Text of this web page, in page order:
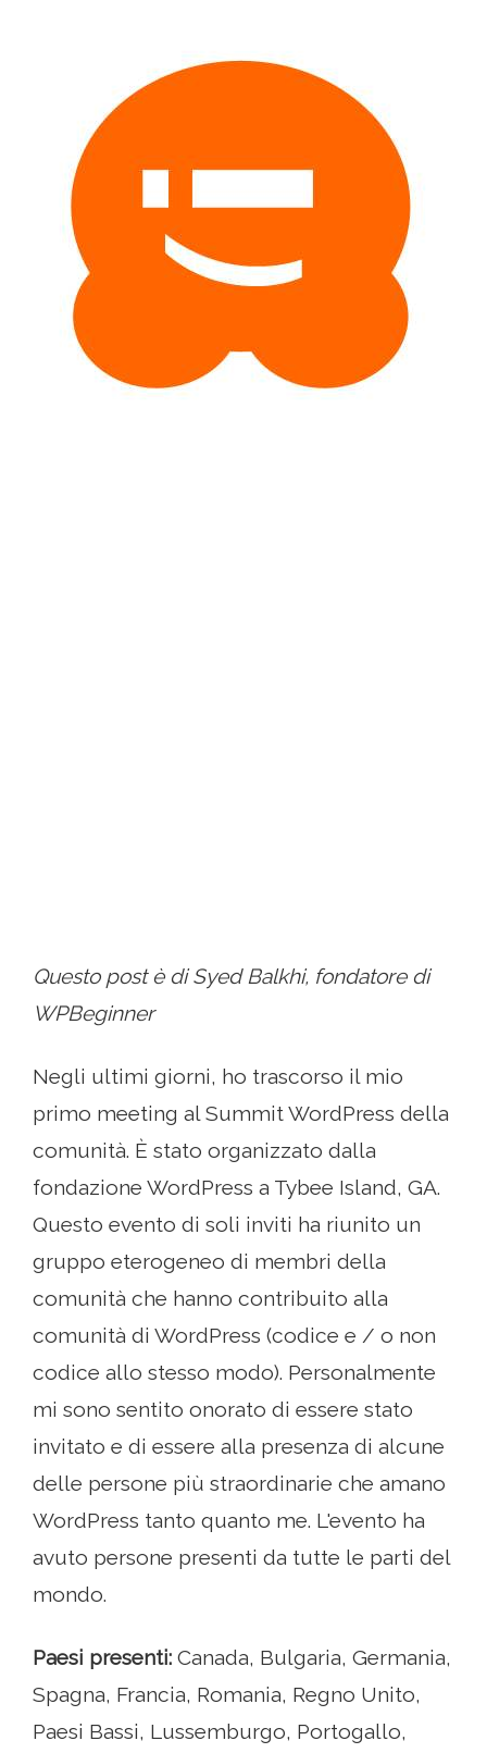
Questo post è di Syed Balkhi, fondatore di
WPBeginner
Negli ultimi giorni, ho trascorso il mio
primo meeting al Summit WordPress della
comunità. È stato organizzato dalla
fondazione WordPress a Tybee Island, GA.
Questo evento di soli inviti ha riunito un
gruppo eterogeneo di membri della
comunità che hanno contribuito alla
comunità di WordPress (codice e / o non
codice allo stesso modo). Personalmente
mi sono sentito onorato di essere stato
invitato e di essere alla presenza di alcune
delle persone più straordinarie che amano
WordPress tanto quanto me. L'evento ha
avuto persone presenti da tutte le parti del
mondo.
Paesi presenti: Canada, Bulgaria, Germania,
Spagna, Francia, Romania, Regno Unito,
Paesi Bassi, Lussemburgo, Portogallo,